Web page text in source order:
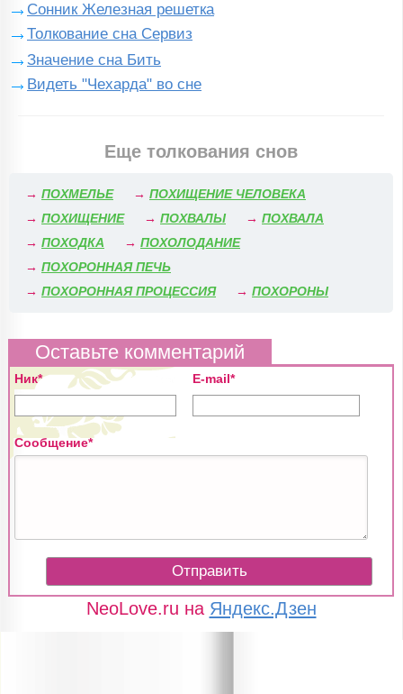
Сонник Железная решетка
Толкование сна Сервиз
Значение сна Бить
Видеть "Чехарда" во сне
Еще толкования снов
→ ПОХМЕЛЬЕ → ПОХИЩЕНИЕ ЧЕЛОВЕКА
→ ПОХИЩЕНИЕ → ПОХВАЛЫ → ПОХВАЛА
→ ПОХОДКА → ПОХОЛОДАНИЕ
→ ПОХОРОННАЯ ПЕЧЬ
→ ПОХОРОННАЯ ПРОЦЕССИЯ → ПОХОРОНЫ
Оставьте комментарий
Ник* E-mail*
Сообщение*
NeoLove.ru на Яндекс.Дзен